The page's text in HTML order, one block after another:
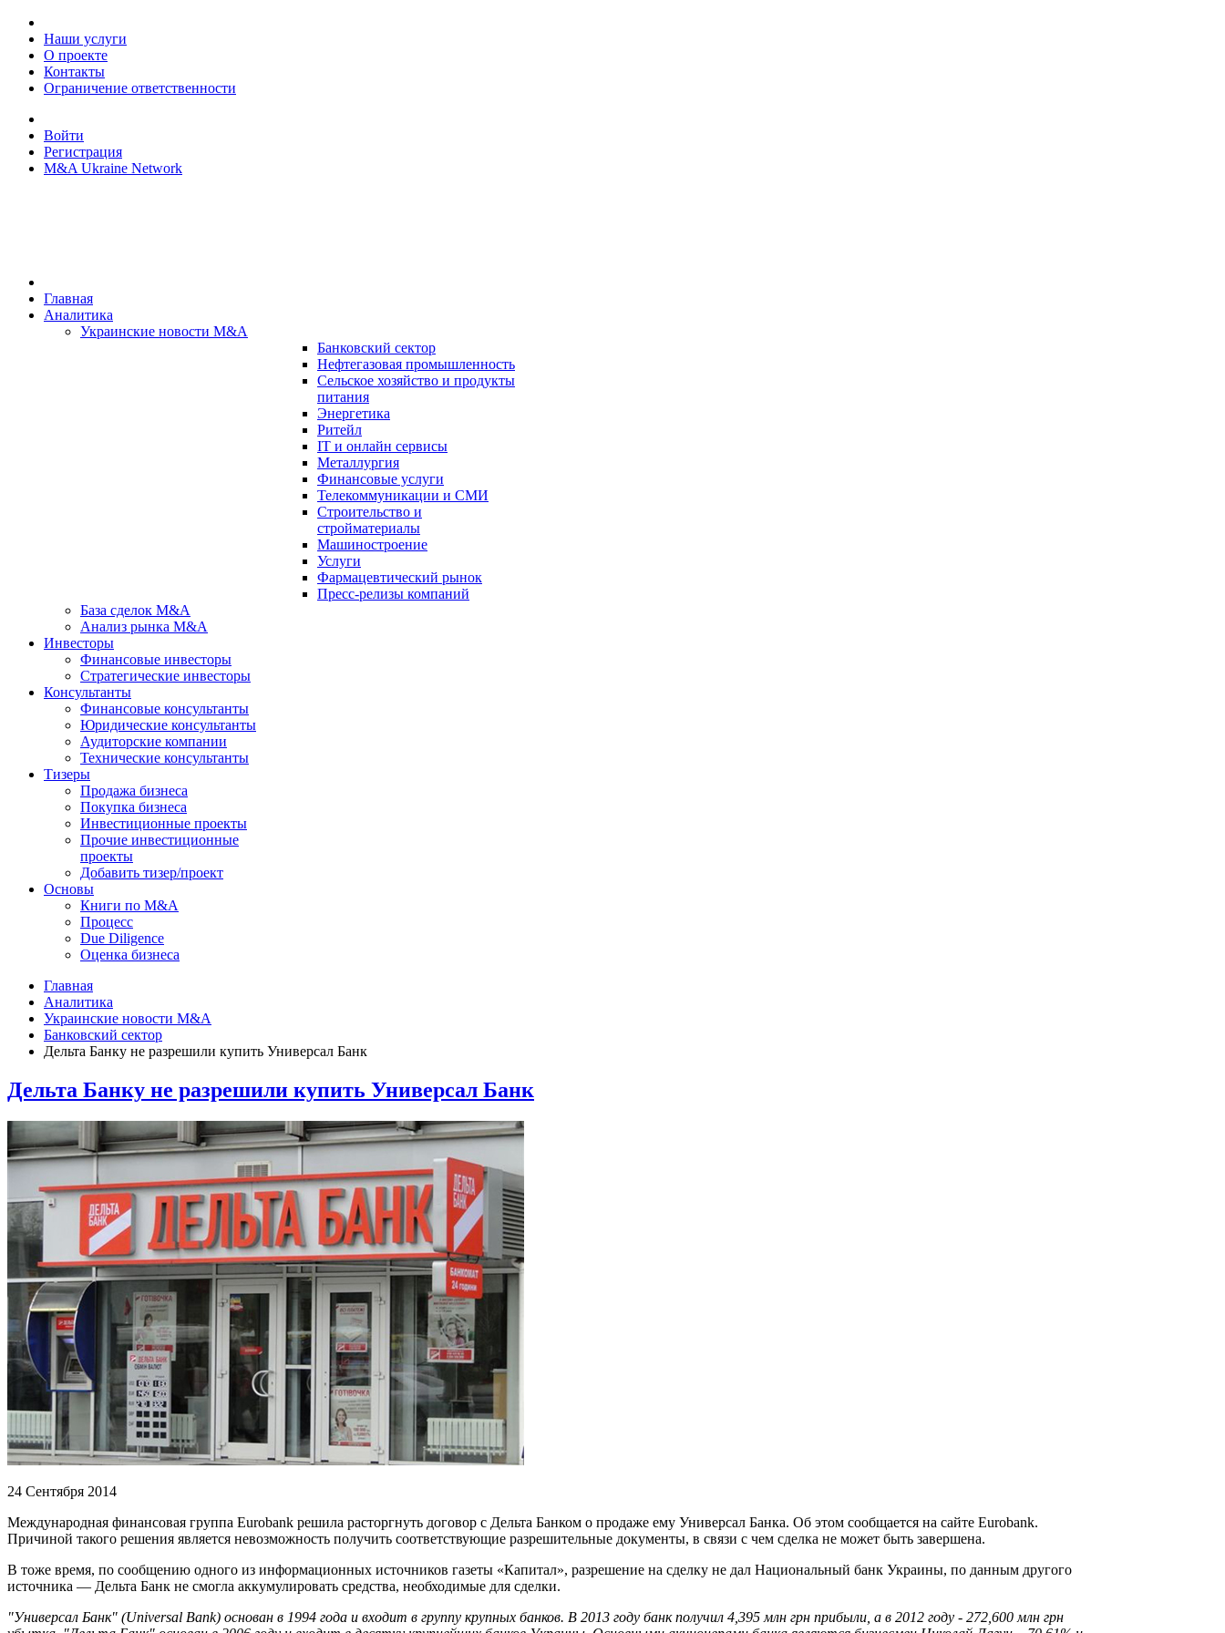
Наши услуги
О проекте
Контакты
Ограничение ответственности
Войти
Регистрация
M&A Ukraine Network
Главная
Аналитика
Украинские новости M&A
Банковский сектор
Нефтегазовая промышленность
Сельское хозяйство и продукты
питания
Энергетика
Ритейл
IT и онлайн сервисы
Металлургия
Финансовые услуги
Телекоммуникации и СМИ
Строительство и
стройматериалы
Машиностроение
Услуги
Фарма­цев­ти­чес­кий рынок
Пресс-релизы компаний
База сделок M&A
Анализ рынка M&A
Инвесторы
Финансовые инвесторы
Стратегические инвесторы
Консультанты
Финансовые консультанты
Юридические консультанты
Аудиторские компании
Технические консультанты
Тизеры
Продажа бизнеса
Покупка бизнеса
Инвестиционные проекты
Прочие инвестиционные
проекты
Добавить тизер/проект
Основы
Книги по M&A
Процесс
Due Diligence
Оценка бизнеса
Главная
Аналитика
Украинские новости M&A
Банковский сектор
Дельта Банку не разрешили купить Универсал Банк
Дельта Банку не разрешили купить Универсал Банк
24 Сентября 2014
Международная финансовая группа Eurobank решила расторгнуть договор с Дельта Банком о продаже ему Универсал Банка. Об этом сообщается на сайте Eurobank.
Причиной такого решения является невозможность получить соответствующие разрешительные документы, в связи с чем сделка не может быть завершена.
В тоже время, по сообщению одного из информационных источников газеты «Капитал», разрешение на сделку не дал Национальный банк Украины, по данным другого
источника — Дельта Банк не смогла аккумулировать средства, необходимые для сделки.
"Универсал Банк" (Universal Bank) основан в 1994 года и входит в группу крупных банков. В 2013 году банк получил 4,395 млн грн прибыли, а в 2012 году - 272,600 млн грн